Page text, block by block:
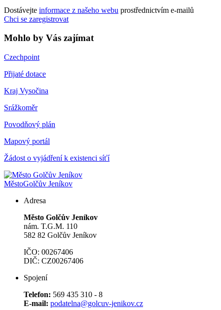
Dostávejte informace z našeho webu prostřednictvím e-mailů
Chci se zaregistrovat
Mohlo by Vás zajímat
Czechpoint
Přijaté dotace
Kraj Vysočina
Srážkoměr
Povodňový plán
Mapový portál
Žádost o vyjádření k existenci síťí
MěstoGolčův Jeníkov
Adresa
Město Golčův Jeníkov
nám. T.G.M. 110
582 82 Golčův Jeníkov
IČO: 00267406
DIČ: CZ00267406
Spojení
Telefon: 569 435 310 - 8
E-mail: podatelna@golcuv-jenikov.cz